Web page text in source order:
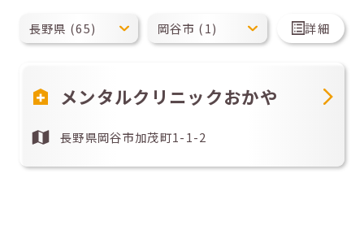
詳細
メンタルクリニックおかや
長野県岡谷市加茂町1-1-2